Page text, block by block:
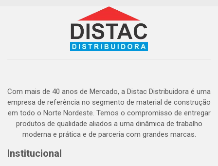
Com mais de 40 anos de Mercado, a Distac Distribuidora é uma
empresa de referência no segmento de material de construção
em todo o Norte Nordeste. Temos o compromisso de entregar
produtos de qualidade aliados a uma dinâmica de trabalho
moderna e prática e de parceria com grandes marcas.
Institucional